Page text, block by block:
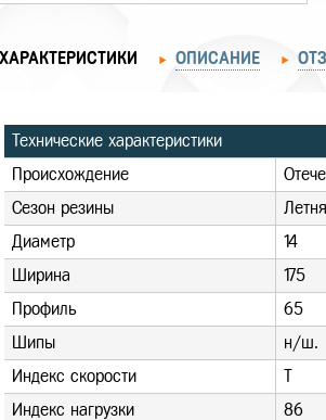
ХАРАКТЕРИСТИКИ ОПИСАНИЕ
Технические характеристики
Происхождение
Сезон резины
Диаметр
14
Ширина
175
Профиль
65
Шипы
н/ш.
Индекс скорости
T
Индекс нагрузки
86